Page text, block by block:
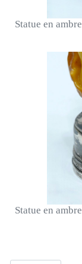
Statue en
Statue en